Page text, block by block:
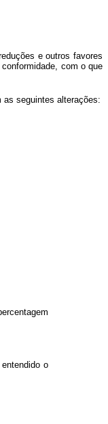
e outros favores
com o que
as seguintes alterações:
o